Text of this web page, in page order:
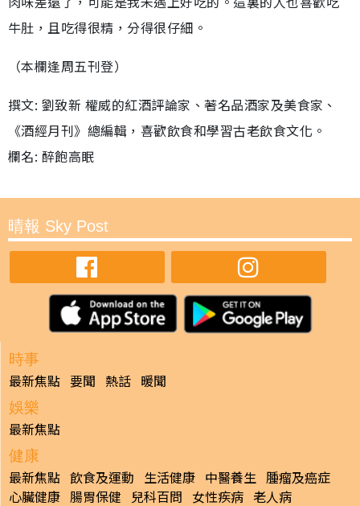
牛肚，且吃得很精，分得很仔細。
（本欄逢周五刊登）
撰文: 劉致新 權威的紅酒評論家、著名品酒家及美食家、
《酒經月刊》總編輯，喜歡飲食和學習古老飲食文化。
欄名: 醉飽高眠
晴報 Sky Post
時事
最新焦點 要聞 熱話 暖聞
娛樂
最新焦點
健康
最新焦點 飲食及運動 生活健康 中醫養生 腫瘤及癌症
心臟健康 腸胃保健 兒科百問 女性疾病 老人病